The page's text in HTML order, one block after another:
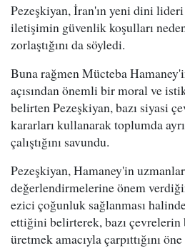
Pezeşkiyan, İran'ın yeni dini
iletişimin güvenlik koşulları
zorlaştığını da söyledi.
Buna rağmen Mücteba
açısından önemli bir moral ve
belirten Pezeşkiyan, bazı siyasi
kararları kullanarak toplumda
çalıştığını savundu.
Pezeşkiyan, Hamaney'in
değerlendirmelerine önem
ezici çoğunluk sağlanması
ettiğini belirterek, bazı
üretmek amacıyla çarpıttığını